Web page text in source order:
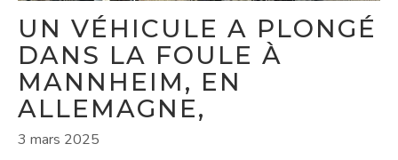
UN VÉHICULE A PLONGÉ
DANS LA FOULE À
MANNHEIM, EN
ALLEMAGNE,
3 mars 2025